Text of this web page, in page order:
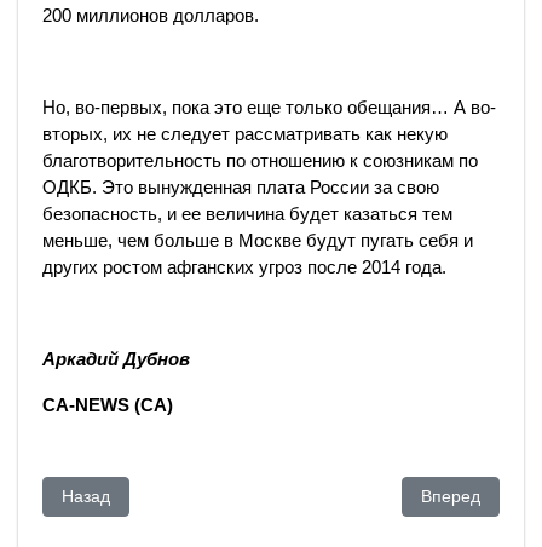
200 миллионов долларов.
Но, во-первых, пока это еще только обещания… А во-
вторых, их не следует рассматривать как некую
благотворительность по отношению к союзникам по
ОДКБ. Это вынужденная плата России за свою
безопасность, и ее величина будет казаться тем
меньше, чем больше в Москве будут пугать себя и
других ростом афганских угроз после 2014 года.
Аркадий Дубнов
CA-NEWS (CA)
Предыдущий: Все будет так, как должно быть
Назад Следующий:
Вперед